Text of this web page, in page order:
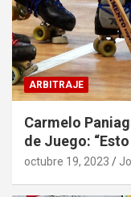
ARBITRAJE
Carmelo
de Juego:
octubre 19, 2023